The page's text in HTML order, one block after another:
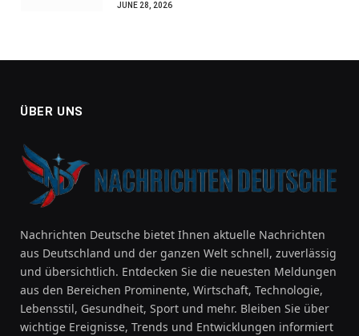
JUNE 28, 2026
ÜBER UNS
Nachrichten Deutsche bietet Ihnen aktuelle Nachrichten
aus Deutschland und der ganzen Welt schnell, zuverlässig
und übersichtlich. Entdecken Sie die neuesten Meldungen
aus den Bereichen Prominente, Wirtschaft, Technologie,
Lebensstil, Gesundheit, Sport und mehr. Bleiben Sie über
wichtige Ereignisse, Trends und Entwicklungen informiert